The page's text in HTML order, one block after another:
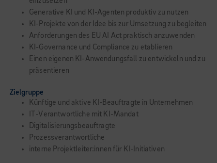
Generative KI und KI-Agenten produktiv zu nutzen
KI-Projekte von der Idee bis zur Umsetzung zu begleiten
Anforderungen des EU AI Act praktisch anzuwenden
KI-Governance und Compliance zu etablieren
Einen eigenen KI-Anwendungsfall zu entwickeln und zu
präsentieren
Zielgruppe
Künftige und aktive KI-Beauftragte in Unternehmen
IT-Verantwortliche mit KI-Mandat
Digitalisierungsbeauftragte
Prozessverantwortliche
interne Projektleiter:innen für KI-Initiativen